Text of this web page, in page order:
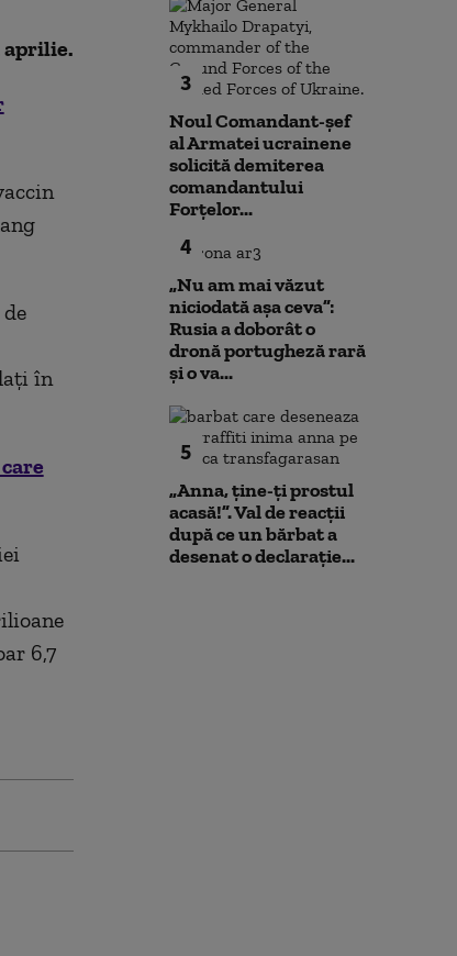
aprilie.
în
6,7
3
Noul Comandant-șef
al Armatei ucrainene
solicită demiterea
comandantului
Forțelor...
4
„Nu am mai văzut
niciodată așa ceva”:
Rusia a doborât o
dronă portugheză rară
și o va...
5
„Anna, ţine-ţi prostul
acasă!”. Val de reacții
după ce un bărbat a
desenat o declarație...